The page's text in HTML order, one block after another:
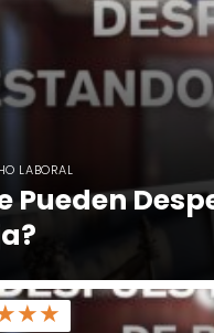
LABORAL
Pueden
★★